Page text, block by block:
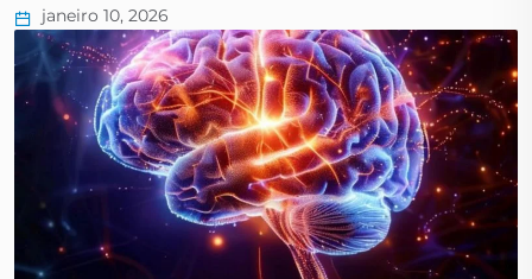
janeiro 10, 2026